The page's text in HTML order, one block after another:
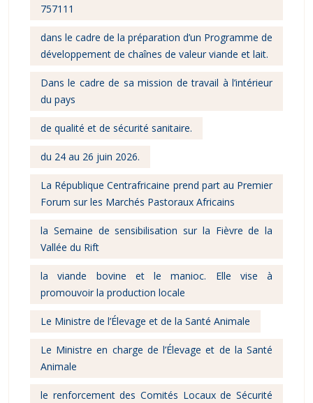
757111
dans le cadre de la préparation d’un Programme de
développement de chaînes de valeur viande et lait.
Dans le cadre de sa mission de travail à l’intérieur
du pays
de qualité et de sécurité sanitaire.
du 24 au 26 juin 2026.
La République Centrafricaine prend part au Premier
Forum sur les Marchés Pastoraux Africains
la Semaine de sensibilisation sur la Fièvre de la
Vallée du Rift
la viande bovine et le manioc. Elle vise à
promouvoir la production locale
Le Ministre de l’Élevage et de la Santé Animale
Le Ministre en charge de l’Élevage et de la Santé
Animale
le renforcement des Comités Locaux de Sécurité